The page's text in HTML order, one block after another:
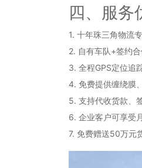
四、服务
1. 十年珠三角物流
2. 自有车队+签约
3. 全程GPS定位追
4. 免费提供缠绕膜
5. 支持代收货款、
6. 企业客户可享受
7. 免费赠送50万元